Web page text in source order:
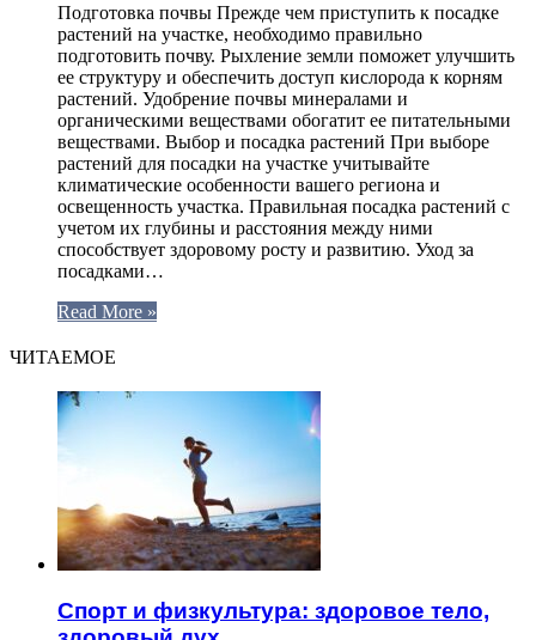
Подготовка почвы Прежде чем приступить к посадке
растений на участке, необходимо правильно
подготовить почву. Рыхление земли поможет улучшить
ее структуру и обеспечить доступ кислорода к корням
растений. Удобрение почвы минералами и
органическими веществами обогатит ее питательными
веществами. Выбор и посадка растений При выборе
растений для посадки на участке учитывайте
климатические особенности вашего региона и
освещенность участка. Правильная посадка растений с
учетом их глубины и расстояния между ними
способствует здоровому росту и развитию. Уход за
посадками…
Read More »
ЧИТАЕМОЕ
Спорт и физкультура: здоровое тело,